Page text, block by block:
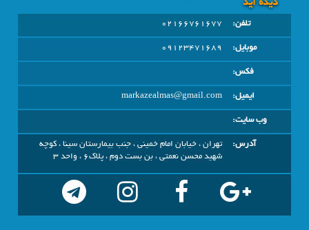
تلفن:
02166761677
موبایل:
09123471689
فکس:
ایمیل:
markazealmas@gmail.com
وب سایت:
آدرس:
تهران ، خیابان امام خمینی ، جنب بیمارستان سینا ، کوچه
شهید محسن نعمتی ، بن بست دوم ، پلاک6 ، واحد 3